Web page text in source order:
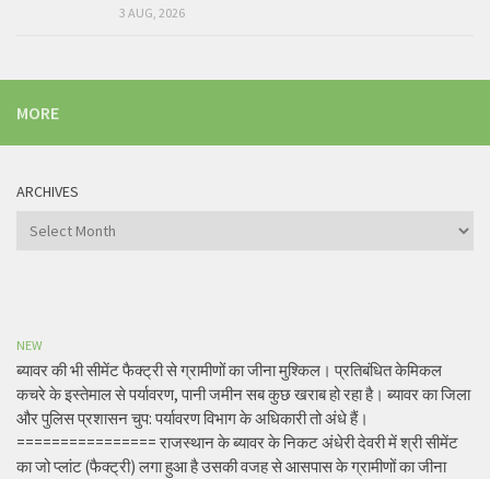
3 AUG, 2026
MORE
ARCHIVES
Archives
NEW
ब्यावर की भी सीमेंट फैक्ट्री से ग्रामीणों का जीना मुश्किल। प्रतिबंधित केमिकल
कचरे के इस्तेमाल से पर्यावरण, पानी जमीन सब कुछ खराब हो रहा है। ब्यावर का जिला
और पुलिस प्रशासन चुप: पर्यावरण विभाग के अधिकारी तो अंधे हैं।
================ राजस्थान के ब्यावर के निकट अंधेरी देवरी में श्री सीमेंट
का जो प्लांट (फैक्ट्री) लगा हुआ है उसकी वजह से आसपास के ग्रामीणों का जीना